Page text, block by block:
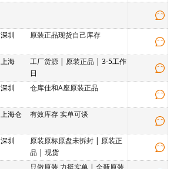
深圳 原装正品现货自己库存
上海 工厂货源 | 原装正品 | 3-5工作
日
深圳 仓库佳和A座原装正品
上海仓 有效库存 实单可谈
深圳 原装原标原盘未拆封 | 原装正
品 | 现货
只做原装 力挺实单 | 全新原装